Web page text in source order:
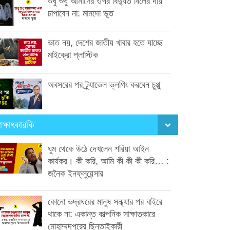
চাপাবেন না: মামদো ভূত
ভাত নয়, দেশের জাতীয় খাবার হতে যাচ্ছে
মাইক্রো প্লাস্টিক
অবসরের পর ট্র্যাভেল ভ্লগিং করবেন চুপ্পু
ঘুম থেকে উঠে দেখলেন শরিয়া আইন
কার্যকর। কী করি, আমি কী কী কী করি… :
জনৈক ইনফ্লুয়েন্সার
কোনো ভদ্রঘরের মানুষ সন্ধ্যার পর বাইরে
থাকে না: একান্ত কাল্পনিক সাক্ষাতকারে
মোহাম্মদপুরের ছিনতাইকারী